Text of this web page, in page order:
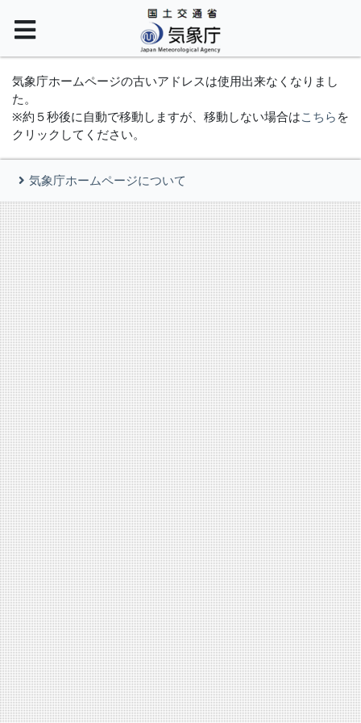
気象庁ホームページの古いアドレスは使用出来なくなりまし
た。
※約５秒後に自動で移動しますが、移動しない場合はこちら を
クリックしてください。
気象庁ホームページについて